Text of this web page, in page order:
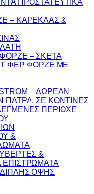
ΠΡΟΣΤΑΤΕΥΤΙΚΑ
– ΚΑΡΕΚΛΑΣ &
– ΣΚΕΤΑ
ΦΕΡ ΦΟΡΖΕ ΜΕ
– ΔΩΡΕΑΝ
ΠΑΤΡΑ, ΣΕ ΚΟΝΤΙΝΕΣ
ΠΕΡΙΟΧΕ
&
&
ΕΠΙΣΤΡΩΜΑΤΑ
ΟΨΗΣ